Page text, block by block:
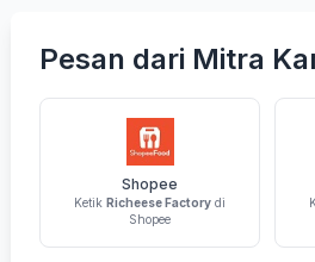
Pesan dari Mitra
Shopee
Ketik Richeese Factory di
Shopee